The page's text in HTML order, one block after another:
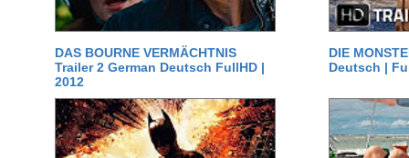
DAS BOURNE VERMÄCHTNIS
Trailer 2 German Deutsch FullHD |
2012
DIE
Deutsch |